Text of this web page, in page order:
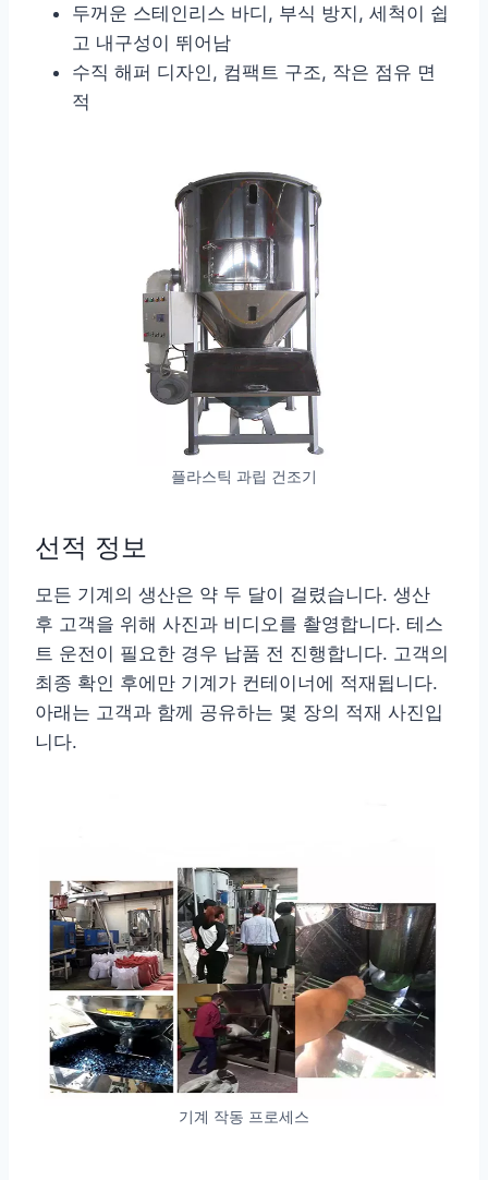
두꺼운 스테인리스 바디, 부식 방지, 세척이 쉽
고 내구성이 뛰어남
수직 해퍼 디자인, 컴팩트 구조, 작은 점유 면
적
플라스틱 과립 건조기
선적 정보
모든 기계의 생산은 약 두 달이 걸렸습니다. 생산
후 고객을 위해 사진과 비디오를 촬영합니다. 테스
트 운전이 필요한 경우 납품 전 진행합니다. 고객의
최종 확인 후에만 기계가 컨테이너에 적재됩니다.
아래는 고객과 함께 공유하는 몇 장의 적재 사진입
니다.
기계 작동 프로세스